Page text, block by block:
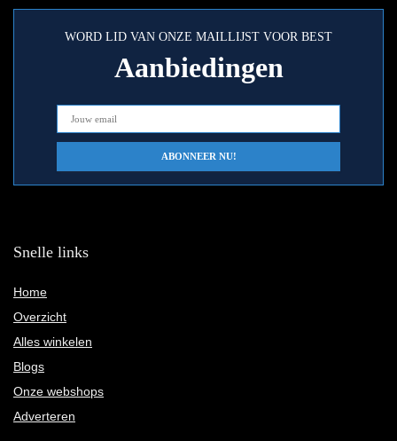
WORD LID VAN ONZE MAILLIJST VOOR BEST
Aanbiedingen
Snelle links
Home
Overzicht
Alles winkelen
Blogs
Onze webshops
Adverteren